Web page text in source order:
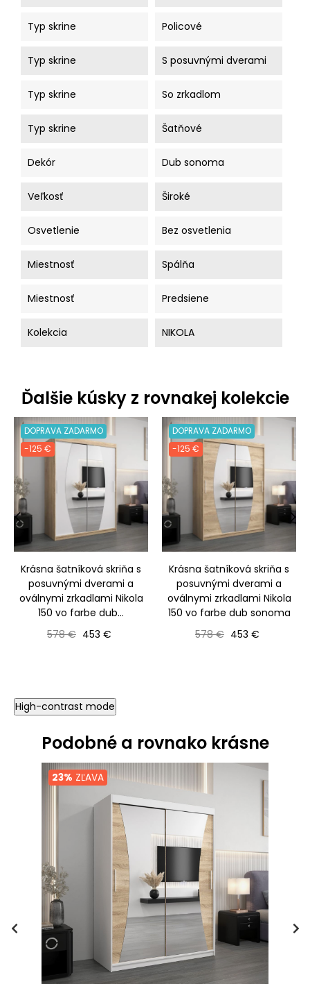
Typ skrine Policové
Typ skrine S posuvnými dverami
Typ skrine So zrkadlom
Typ skrine Šatňové
Dekór Dub sonoma
Veľkosť Široké
Osvetlenie Bez osvetlenia
Miestnosť Spálňa
Miestnosť Predsiene
Kolekcia NIKOLA
Ďalšie kúsky z rovnakej kolekcie
DOPRAVA ZADARMO
-125 €
Krásna šatníková skriňa s
posuvnými dverami a
oválnymi zrkadlami Nikola
150 vo farbe dub...
Bežná cena
578 € Cena
453 €
DOPRAVA ZADARMO
-125 €
Krásna šatníková skriňa s
posuvnými dverami a
oválnymi zrkadlami Nikola
150 vo farbe dub sonoma
Bežná cena
578 € Cena
453 €
‹
High-contrast mode
Podobné a rovnako krásne
23% ZĽAVA